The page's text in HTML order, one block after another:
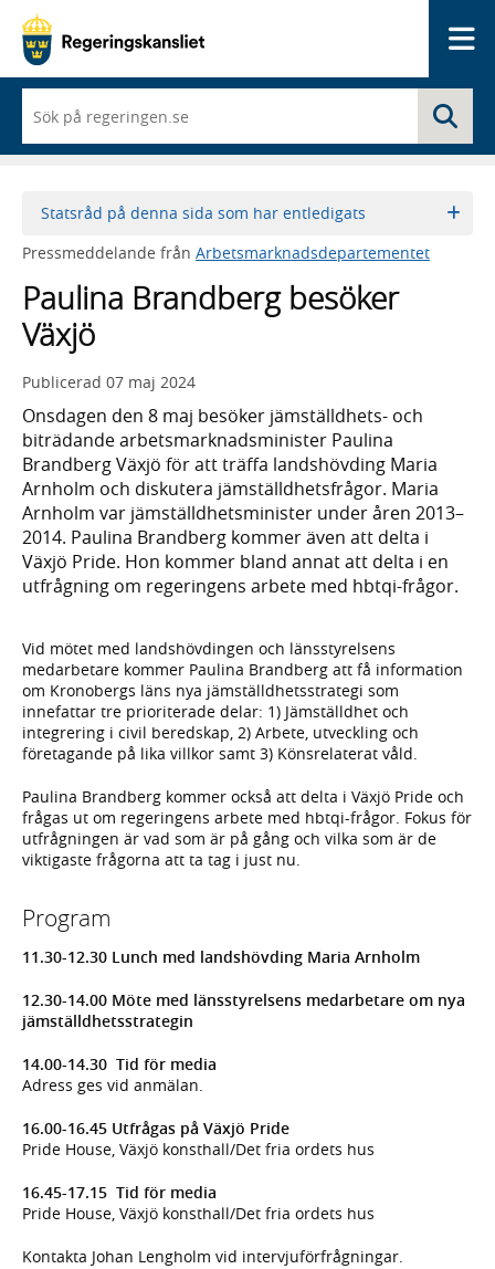
du
börjar
skriva
framträder
lista
med
sökförslag
Statsråd på denna sida som har entledigats
Pressmeddelande från Arbetsmarknadsdepartementet
Paulina Brandberg besöker
Växjö
Publicerad 07 maj 2024
Onsdagen den 8 maj besöker jämställdhets- och
biträdande arbetsmarknadsminister Paulina
Brandberg Växjö för att träffa landshövding Maria
Arnholm och diskutera jämställdhetsfrågor. Maria
Arnholm var jämställdhetsminister under åren 2013–
2014. Paulina Brandberg kommer även att delta i
Växjö Pride. Hon kommer bland annat att delta i en
utfrågning om regeringens arbete med hbtqi-frågor.
Vid mötet med landshövdingen och länsstyrelsens
medarbetare kommer Paulina Brandberg att få information
om Kronobergs läns nya jämställdhetsstrategi som
innefattar tre prioriterade delar: 1) Jämställdhet och
integrering i civil beredskap, 2) Arbete, utveckling och
företagande på lika villkor samt 3) Könsrelaterat våld.
Paulina Brandberg kommer också att delta i Växjö Pride och
frågas ut om regeringens arbete med hbtqi-frågor. Fokus för
utfrågningen är vad som är på gång och vilka som är de
viktigaste frågorna att ta tag i just nu.
Program
11.30-12.30 Lunch med landshövding Maria Arnholm
12.30-14.00 Möte med länsstyrelsens medarbetare om nya
jämställdhetsstrategin
14.00-14.30 Tid för media
Adress ges vid anmälan.
16.00-16.45 Utfrågas på Växjö Pride
Pride House, Växjö konsthall/Det fria ordets hus
16.45-17.15 Tid för media
Pride House, Växjö konsthall/Det fria ordets hus
Kontakta Johan Lengholm vid intervjuförfrågningar.